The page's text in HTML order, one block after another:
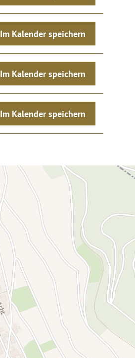
Im Kalender speichern
Im Kalender speichern
Im Kalender speichern